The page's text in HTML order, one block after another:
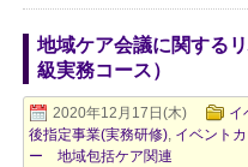
地域ケア会議に関する
級実務コース）
2020年12月17日(木)
イ
後指定事業(実務研修) イベント
ー 地域包括ケア関連